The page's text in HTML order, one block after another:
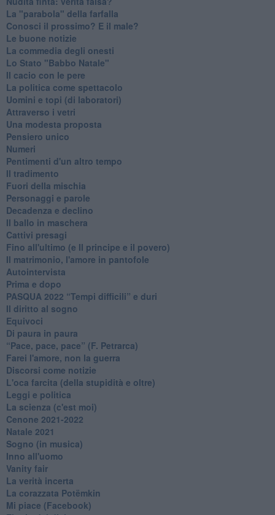
La "parabola" della farfalla
Conosci il prossimo? E il male?
Le buone notizie
La commedia degli onesti
Lo Stato "Babbo Natale"
Il cacio con le pere
La politica come spettacolo
Uomini e topi (di laboratori)
Attraverso i vetri
Una modesta proposta
Pensiero unico
Numeri
Pentimenti d'un altro tempo
Il tradimento
Fuori della mischia
Personaggi e parole
Decadenza e declino
Il ballo in maschera
Cattivi presagi
Fino all'ultimo (e Il principe e il povero)
Il matrimonio, l'amore in pantofole
Autointervista
Prima e dopo
​PASQUA 2022 “Tempi difficili” e duri
Il diritto al sogno
Equivoci
Di paura in paura
​“Pace, pace, pace” (F. Petrarca)
Farei l'amore, non la guerra
Discorsi come notizie
L'oca farcita (della stupidità e oltre)
Leggi e politica
La scienza (c'est moi)
Cenone 2021-2022
Natale 2021
Sogno (in musica)
Inno all'uomo
Vanity fair
La verità incerta
La corazzata Potëmkin
Mi piace (Facebook)